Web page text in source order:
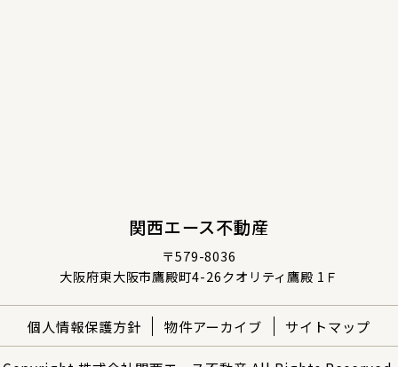
関西エース不動産
〒579-8036
大阪府東大阪市鷹殿町4-26クオリティ鷹殿 1Ｆ
個人情報保護方針 物件アーカイブ サイトマップ